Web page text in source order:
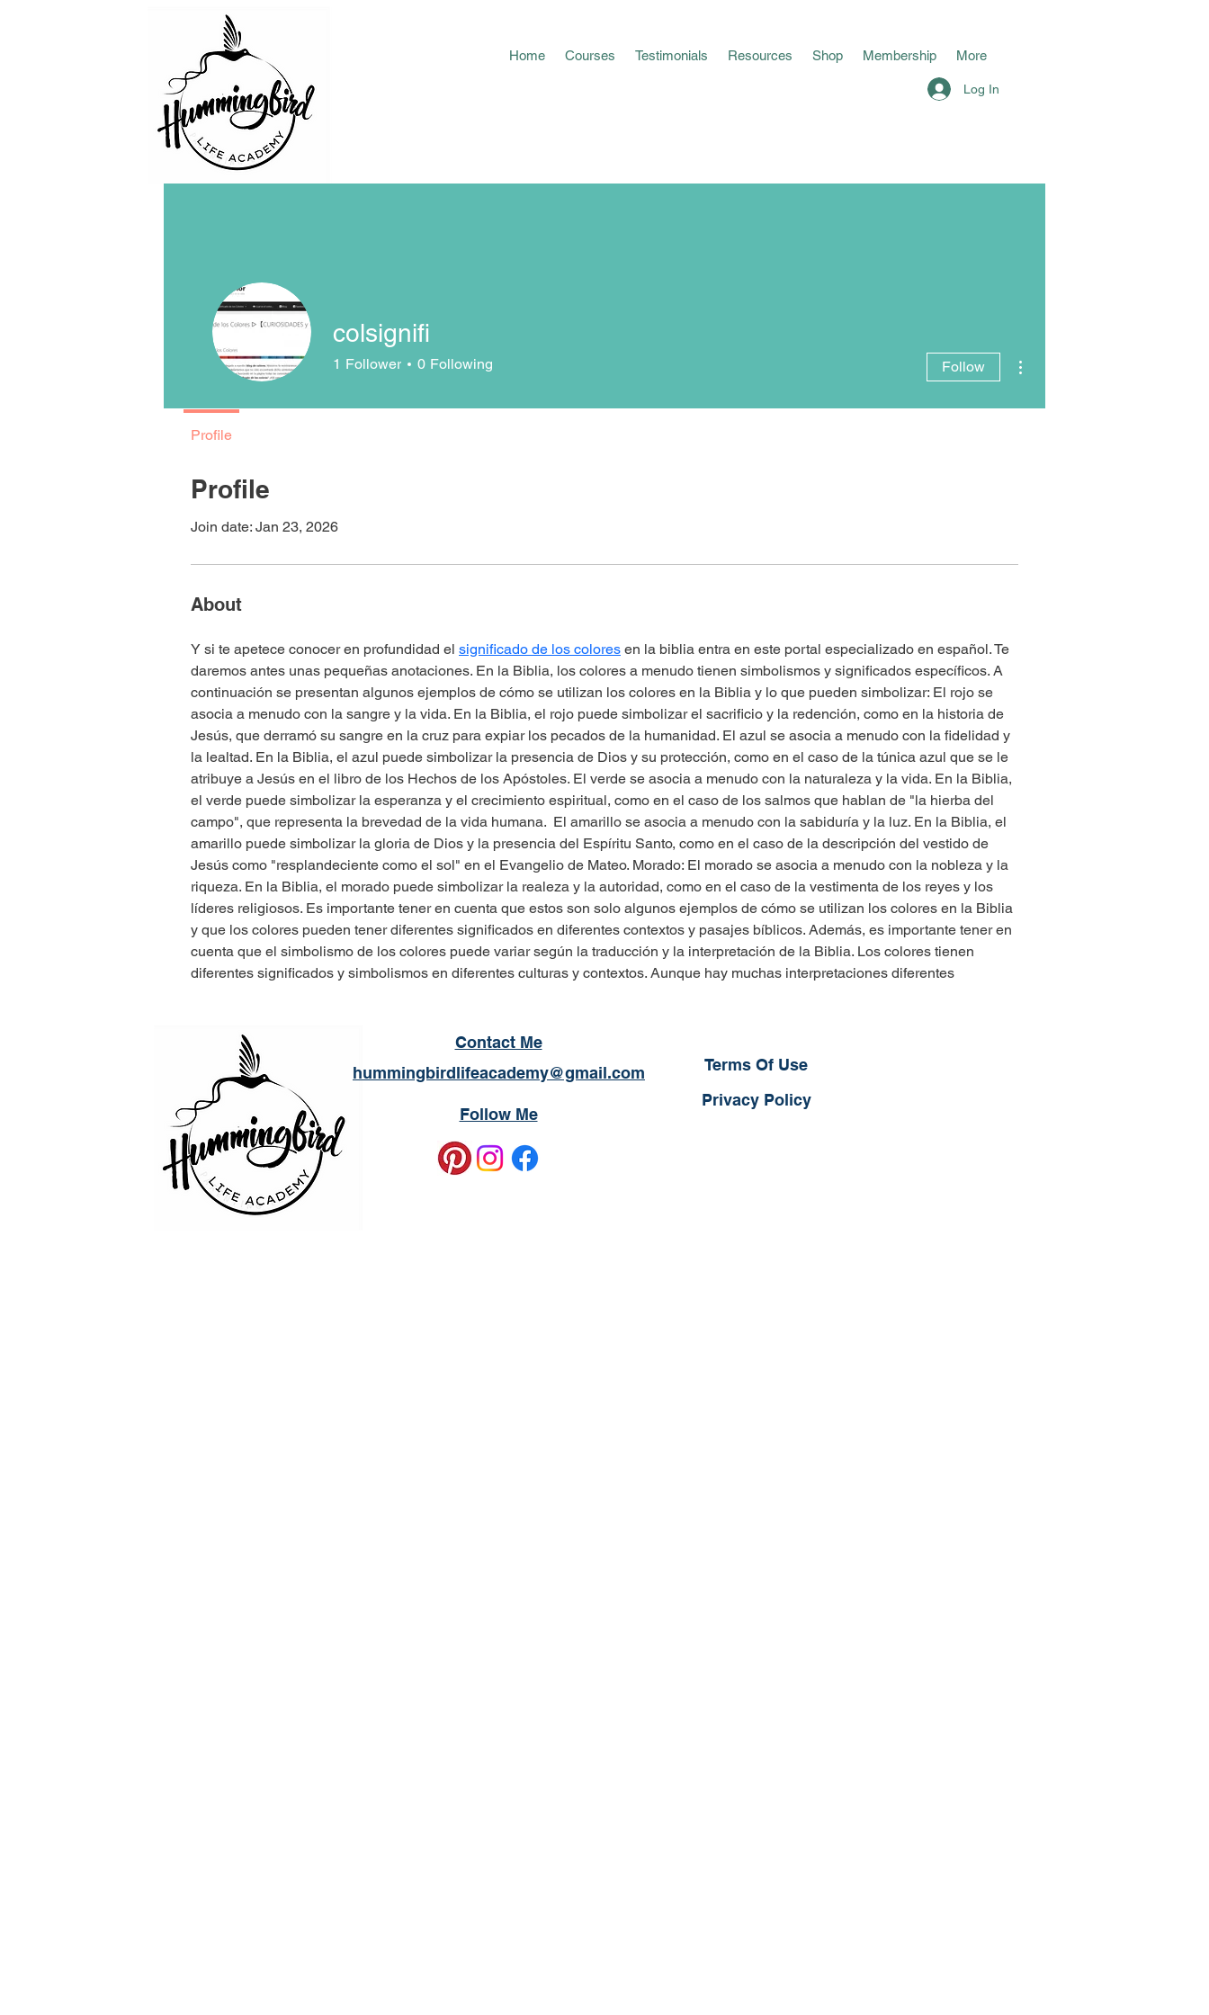
Home Courses Testimonials Resources Shop Membership More
Log In
Profile
Join date: Jan 23, 2026
About
Y si te apetece conocer en profundidad el significado de los colores en la biblia entra en este portal especializado en español. Te
daremos antes unas pequeñas anotaciones. En la Biblia, los colores a menudo tienen simbolismos y significados específicos. A
continuación se presentan algunos ejemplos de cómo se utilizan los colores en la Biblia y lo que pueden simbolizar: El rojo se
asocia a menudo con la sangre y la vida. En la Biblia, el rojo puede simbolizar el sacrificio y la redención, como en la historia de
Jesús, que derramó su sangre en la cruz para expiar los pecados de la humanidad. El azul se asocia a menudo con la fidelidad y
la lealtad. En la Biblia, el azul puede simbolizar la presencia de Dios y su protección, como en el caso de la túnica azul que se le
atribuye a Jesús en el libro de los Hechos de los Apóstoles. El verde se asocia a menudo con la naturaleza y la vida. En la Biblia,
el verde puede simbolizar la esperanza y el crecimiento espiritual, como en el caso de los salmos que hablan de "la hierba del
campo", que representa la brevedad de la vida humana.  El amarillo se asocia a menudo con la sabiduría y la luz. En la Biblia, el
amarillo puede simbolizar la gloria de Dios y la presencia del Espíritu Santo, como en el caso de la descripción del vestido de
Jesús como "resplandeciente como el sol" en el Evangelio de Mateo. Morado: El morado se asocia a menudo con la nobleza y la
riqueza. En la Biblia, el morado puede simbolizar la realeza y la autoridad, como en el caso de la vestimenta de los reyes y los
líderes religiosos. Es importante tener en cuenta que estos son solo algunos ejemplos de cómo se utilizan los colores en la Biblia
y que los colores pueden tener diferentes significados en diferentes contextos y pasajes bíblicos. Además, es importante tener en
cuenta que el simbolismo de los colores puede variar según la traducción y la interpretación de la Biblia. Los colores tienen
diferentes significados y simbolismos en diferentes culturas y contextos. Aunque hay muchas interpretaciones diferentes
colsignifi
1 Follower 0 Following Follow
Profile
Contact Me
hummingbirdlifeacademy@gmail.com
Follow Me
Terms Of Use
Privacy Policy